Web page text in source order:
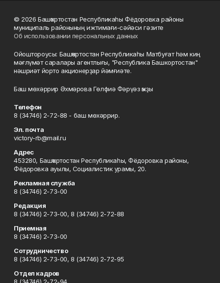
© 2026 Башҡортостан Республикаһы Фёдоровка районы
муниципаль районының ижтимағи-сәйәси гәзите
Об использовании персональных данных
Ойоштороусы: Башҡортостан Республикаһы Матбуғат һәм киң
мәғлүмәт саралары агентлығы, "Республика Башкортостан"
нәшриәт йорто акционерҙар йәмғиәте.
Баш мөхәррир Әхмәрова Гөлфиә Фәрүәз ҡыҙы
Телефон
8 (34746) 2-72-88 - баш мөхәррир.
Эл. почта
victory-rb@mail.ru
Адрес
453280, Башҡортостан Республикаһы, Фёдоровка районы,
Фёдоровка ауылы, Социалистик урамы, 20.
Рекламная служба
8 (34746) 2-73-00
Редакция
8 (34746) 2-73-00, 8 (34746) 2-72-88
Приемная
8 (34746) 2-73-00
Сотрудничество
8 (34746) 2-73-00, 8 (34746) 2-72-95
Отдел кадров